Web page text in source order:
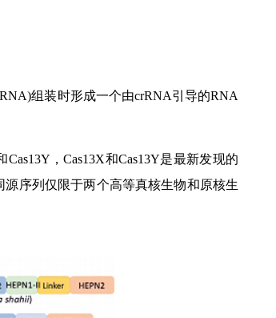
组装时形成一个由crRNA引导的RNA
Cas13Y，Cas13X和Cas13Y是最新发现的
序列仅限于两个高等真核生物和原核生